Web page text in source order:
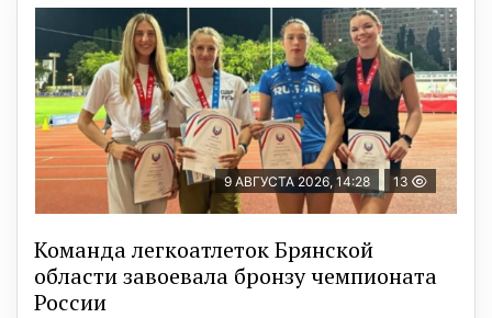
9 АВГУСТА 2026, 14:28 13
Команда легкоатлеток Брянской
области завоевала бронзу чемпионата
России